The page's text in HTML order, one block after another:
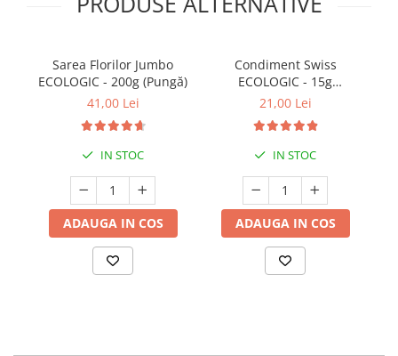
Sarea Florilor Jumbo
ECOLOGIC - 200g (Pungă)
41,00 Lei
IN STOC
ADAUGA IN COS
Condiment Swiss
ECOLOGIC - 15g
(Recipient Sticlă)
21,00 Lei
IN STOC
ADAUGA IN COS